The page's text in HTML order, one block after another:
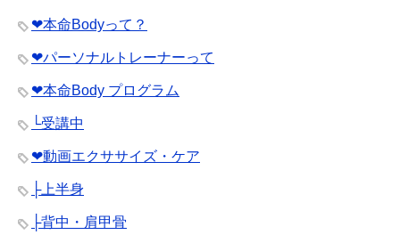
❤︎本命Bodyって？
❤︎パーソナルトレーナーって
❤︎本命Body プログラム
└受講中
❤︎動画エクササイズ・ケア
├上半身
├背中・肩甲骨